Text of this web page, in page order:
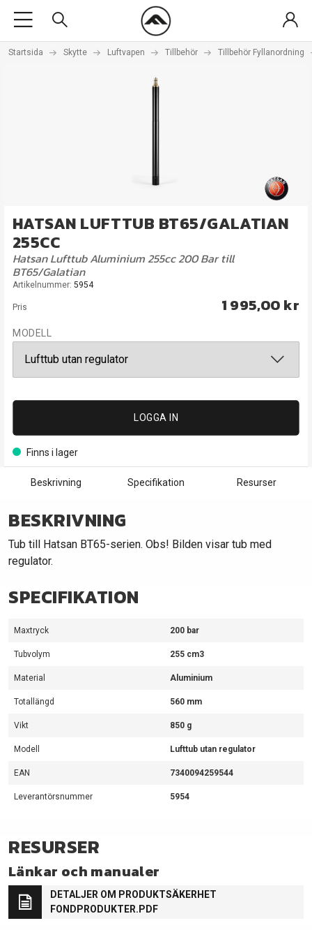
Startsida Skytte Luftvapen Tillbehör Tillbehör Fyllanordning
HATSAN LUFTTUB BT65/GALATIAN
255CC
Hatsan Lufttub Aluminium 255cc 200 Bar till
BT65/Galatian
Artikelnummer: 5954
Pris 1 995,00 kr
MODELL
LOGGA IN
Finns i lager
Beskrivning Specifikation Resurser
BESKRIVNING
Tub till Hatsan BT65-serien. Obs! Bilden visar tub med
regulator.
SPECIFIKATION
Maxtryck 200 bar
Tubvolym 255 cm3
Material Aluminium
Totallängd 560 mm
Vikt 850 g
Modell Lufttub utan regulator
EAN 7340094259544
Leverantörsnummer 5954
RESURSER
Länkar och manualer
DETALJER OM PRODUKTSÄKERHET
FONDPRODUKTER.PDF